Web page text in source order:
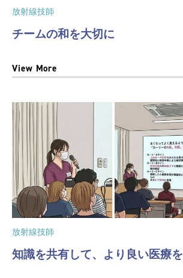
放射線技師
チームの和を大切に
View More
放射線技師
知識を共有して、より良い医療を